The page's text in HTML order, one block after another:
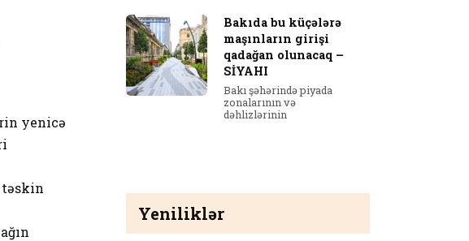
yenicə
Bakıda bu küçələrə
maşınların girişi
qadağan olunacaq –
SİYAHI
Bakı şəhərində piyada
zonalarının və
dəhlizlərinin
Yeniliklər